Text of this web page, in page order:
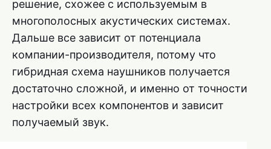
решение, схожее с используемым в
многополосных акустических системах.
Дальше все зависит от потенциала
компании-производителя, потому что
гибридная схема наушников получается
достаточно сложной, и именно от точности
настройки всех компонентов и зависит
получаемый звук.